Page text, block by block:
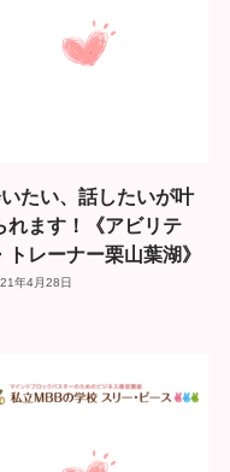
たい、話したいが叶
れます！《アビリテ
トレーナー栗山葉湖》
年4月28日